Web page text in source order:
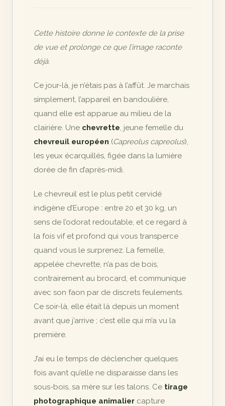
Cette histoire donne le contexte de la prise
de vue et prolonge ce que l’image raconte
déjà.
Ce jour-là, je n’étais pas à l’affût. Je marchais
simplement, l’appareil en bandoulière,
quand elle est apparue au milieu de la
clairière. Une chevrette, jeune femelle du
chevreuil européen (Capreolus capreolus),
les yeux écarquillés, figée dans la lumière
dorée de fin d’après-midi.
Le chevreuil est le plus petit cervidé
indigène d’Europe : entre 20 et 30 kg, un
sens de l’odorat redoutable, et ce regard à
la fois vif et profond qui vous transperce
quand vous le surprenez. La femelle,
appelée chevrette, n’a pas de bois,
contrairement au brocard, et communique
avec son faon par de discrets feulements.
Ce soir-là, elle était là depuis un moment
avant que j’arrive ; c’est elle qui m’a vu la
première.
J’ai eu le temps de déclencher quelques
fois avant qu’elle ne disparaisse dans les
sous-bois, sa mère sur les talons. Ce tirage
photographique animalier capture